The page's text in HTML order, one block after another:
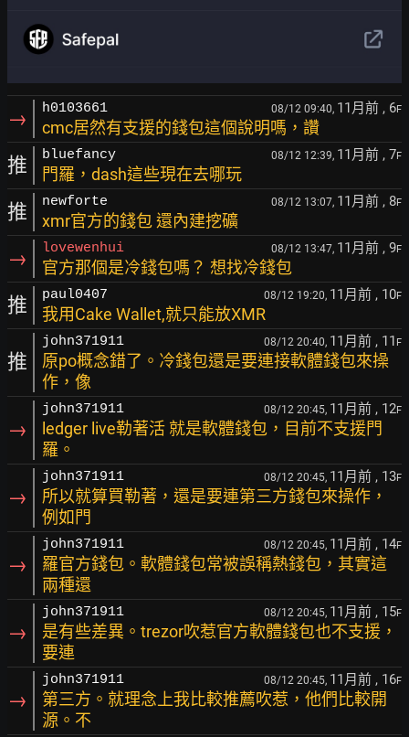
→ h0103661 08/12 09:40, 11月前 , 6F
cmc居然有支援的錢包這個說明嗎，讚
推 bluefancy 08/12 12:39, 11月前 , 7F
門羅，dash這些現在去哪玩
推 newforte 08/12 13:07, 11月前 , 8F
xmr官方的錢包 還內建挖礦
→ lovewenhui 08/12 13:47, 11月前 , 9F
官方那個是冷錢包嗎？ 想找冷錢包
推 paul0407 08/12 19:20, 11月前 , 10F
我用Cake Wallet,就只能放XMR
推
john371911 08/12 20:40, 11月前 , 11 F
原po概念錯了。冷錢包還是要連接軟體錢包來操
作，像
→
john371911 08/12 20:45, 11月前 , 12F
ledger live勒著活 就是軟體錢包，目前不支援門
羅。
→
john371911 08/12 20:45, 11月前 , 13F
所以就算買勒著，還是要連第三方錢包來操作，
例如門
→
john371911 08/12 20:45, 11月前 , 14F
羅官方錢包。軟體錢包常被誤稱熱錢包，其實這
兩種還
→
john371911 08/12 20:45, 11月前 , 15F
是有些差異。trezor吹惹官方軟體錢包也不支援，
要連
→
john371911 08/12 20:45, 11月前 , 16F
第三方。就理念上我比較推薦吹惹，他們比較開
源。不